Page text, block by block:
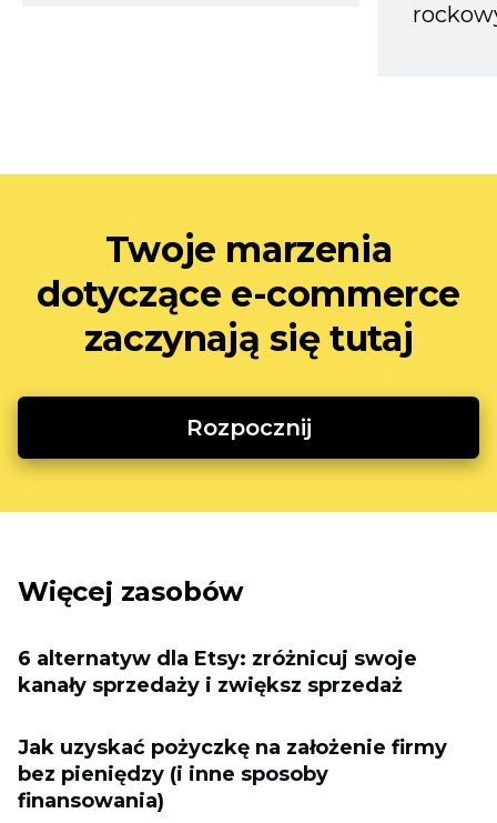
Twoje marzenia
dotyczące e-commerce
zaczynają się tutaj
Rozpocznij
Więcej zasobów
6 alternatyw dla Etsy: zróżnicuj swoje
kanały sprzedaży i zwiększ sprzedaż
Jak uzyskać pożyczkę na założenie firmy
bez pieniędzy (i inne sposoby
finansowania)